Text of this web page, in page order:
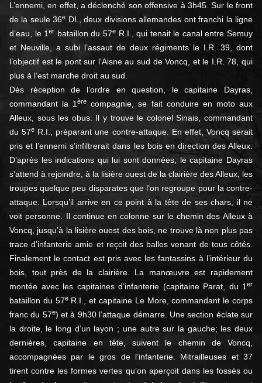
L’ennemi, en effet, a déclenché son offensive à 3h45. Sur le front
de la seule 36e DI., deux divisions allemandes ont franchi la ligne
d’eau, le 1er bataillon du 57eR.I., qui tenait le canal entre Semuy
et Neuville, a subi l’assaut de deux régiments le I.R. 39, dont
l’objectif est le pont sur l’Aisne au sud de Voncq, et le I.R. 78, qui
plus à l’est marche droit au sud.
Dès réception de l’ordre en question, le capitaine Dayras,
commandant la 1ère compagnie, se fait conduire en moto aux
Alleux, sous les obus. Il y trouve le colonel Sinais, commandant
du 57e R.I., préparant une contre-attaque. En effet, Voncq serait
pris et l’ennemi s’infiltrerait dans les bois en direction des Alleux.
D’après les indications qui lui sont données, le capitaine Dayras
s’attend à rejoindre, à la lisière ouest de la clairière des Alleux, les
troupes quelque peu disparates que l’on regroupe pour la contre-
attaque. Lorsqu’il arrive en ce point à la tête de ses chars, il ne
voit personne. Il continue en colonne sur le chemin des Alleux à
Voncq, jusqu’à la lisière ouest des bois, ne trouve là non plus pas
trace d’infanterie amie et reçoit des balles venant de tous côtés.
Finalement le contact est pris avec les fantassins à l’intérieur du
bois, tout près de la clairière. La manœuvre est rapidement
montée avec les capitaines d’infanterie (capitaine Parat, du 1 er
bataillon du 57eR.I., et capitaine Le More, commandant le corps
franc du 57e) et à 9h30 l’attaque démarre. Une section éclate sur
la droite, le long d’un layon ; une autre sur la gauche; les deux
dernières, capitaine en tête, suivent le chemin de Voncq,
accompagnées par le gros de l’infanterie. Mitrailleuses et 37
tirent contre les formes vertes qu’on aperçoit dans les fossés ou